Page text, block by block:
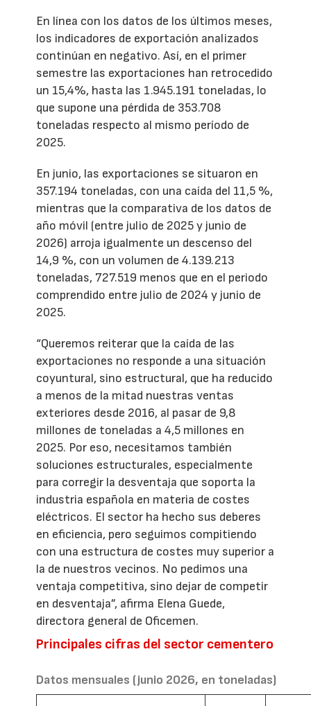
En línea con los datos de los últimos meses,
los indicadores de exportación analizados
continúan en negativo. Así, en el primer
semestre las exportaciones han retrocedido
un 15,4%, hasta las 1.945.191 toneladas, lo
que supone una pérdida de 353.708
toneladas respecto al mismo período de
2025.
En junio, las exportaciones se situaron en
357.194 toneladas, con una caída del 11,5 %,
mientras que la comparativa de los datos de
año móvil (entre julio de 2025 y junio de
2026) arroja igualmente un descenso del
14,9 %, con un volumen de 4.139.213
toneladas, 727.519 menos que en el periodo
comprendido entre julio de 2024 y junio de
2025.
“Queremos reiterar que la caída de las
exportaciones no responde a una situación
coyuntural, sino estructural, que ha reducido
a menos de la mitad nuestras ventas
exteriores desde 2016, al pasar de 9,8
millones de toneladas a 4,5 millones en
2025. Por eso, necesitamos también
soluciones estructurales, especialmente
para corregir la desventaja que soporta la
industria española en materia de costes
eléctricos. El sector ha hecho sus deberes
en eficiencia, pero seguimos compitiendo
con una estructura de costes muy superior a
la de nuestros vecinos. No pedimos una
ventaja competitiva, sino dejar de competir
en desventaja”, afirma Elena Guede,
directora general de Oficemen.
Principales cifras del sector cementero
Datos mensuales (junio 2026, en toneladas)